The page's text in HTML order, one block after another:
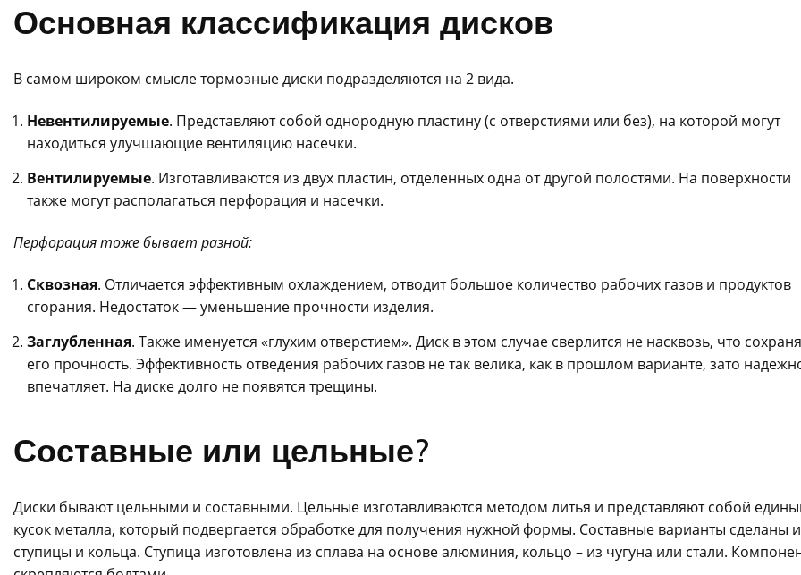
Основная классификация дисков
В самом широком смысле тормозные диски подразделяются на 2 вида.
Невентилируемые. Представляют собой однородную пластину (с отверстиями или без), на которой могут
находиться улучшающие вентиляцию насечки.
Вентилируемые. Изготавливаются из двух пластин, отделенных одна от другой полостями. На поверхности
также могут располагаться перфорация и насечки.
Перфорация тоже бывает разной:
Сквозная. Отличается эффективным охлаждением, отводит большое количество рабочих газов и продуктов
сгорания. Недостаток — уменьшение прочности изделия.
Заглубленная. Также именуется «глухим отверстием». Диск в этом случае сверлится не насквозь, что
его прочность. Эффективность отведения рабочих газов не так велика, как в прошлом варианте, зато
впечатляет. На диске долго не появятся трещины.
Составные или цельные?
Диски бывают цельными и составными. Цельные изготавливаются методом литья и представляют собой
кусок металла, который подвергается обработке для получения нужной формы. Составные варианты сделаны
ступицы и кольца. Ступица изготовлена из сплава на основе алюминия, кольцо – из чугуна или стали.